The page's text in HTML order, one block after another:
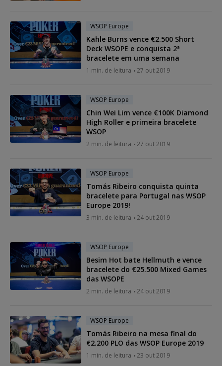
WSOP Europe
Kahle Burns vence €2.500 Short
Deck WSOPE e conquista 2ª
bracelete em uma semana
1 min. de leitura 27 out 2019
WSOP Europe
Chin Wei Lim vence €100K Diamond
High Roller e primeira bracelete
WSOP
2 min. de leitura 27 out 2019
WSOP Europe
Tomás Ribeiro conquista quinta
bracelete para Portugal nas WSOP
Europe 2019!
3 min. de leitura 24 out 2019
WSOP Europe
Besim Hot bate Hellmuth e vence
bracelete do €25.500 Mixed Games
das WSOPE
2 min. de leitura 24 out 2019
WSOP Europe
Tomás Ribeiro na mesa final do
€2.200 PLO das WSOP Europe 2019
1 min. de leitura 23 out 2019